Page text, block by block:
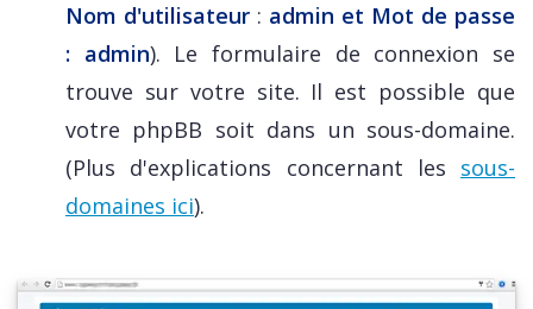
Nom d'utilisateur : admin et Mot de passe
: admin). Le formulaire de connexion se
trouve sur votre site. Il est possible que
votre phpBB soit dans un sous-domaine.
(Plus d'explications concernant les sous-
domaines ici).